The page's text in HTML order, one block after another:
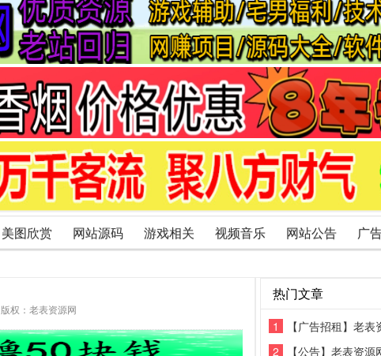
美图欣赏 网站源码 游戏相关 视频音乐 网站公告 广
权：老表资源网
热门文章
1
【广告招租】老
2
【公告】老表资源